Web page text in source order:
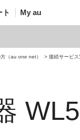
My au
（au one net） 接続サービ